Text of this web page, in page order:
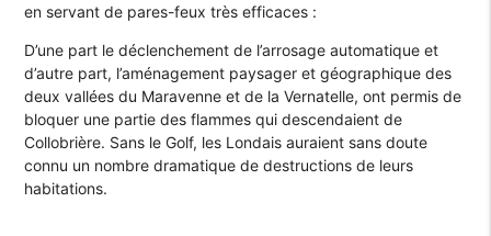
en servant de pares-feux très efficaces :
D’une part le déclenchement de l’arrosage automatique et
d’autre part, l’aménagement paysager et géographique des
deux vallées du Maravenne et de la Vernatelle, ont permis de
bloquer une partie des flammes qui descendaient de
Collobrière. Sans le Golf, les Londais auraient sans doute
connu un nombre dramatique de destructions de leurs
habitations.